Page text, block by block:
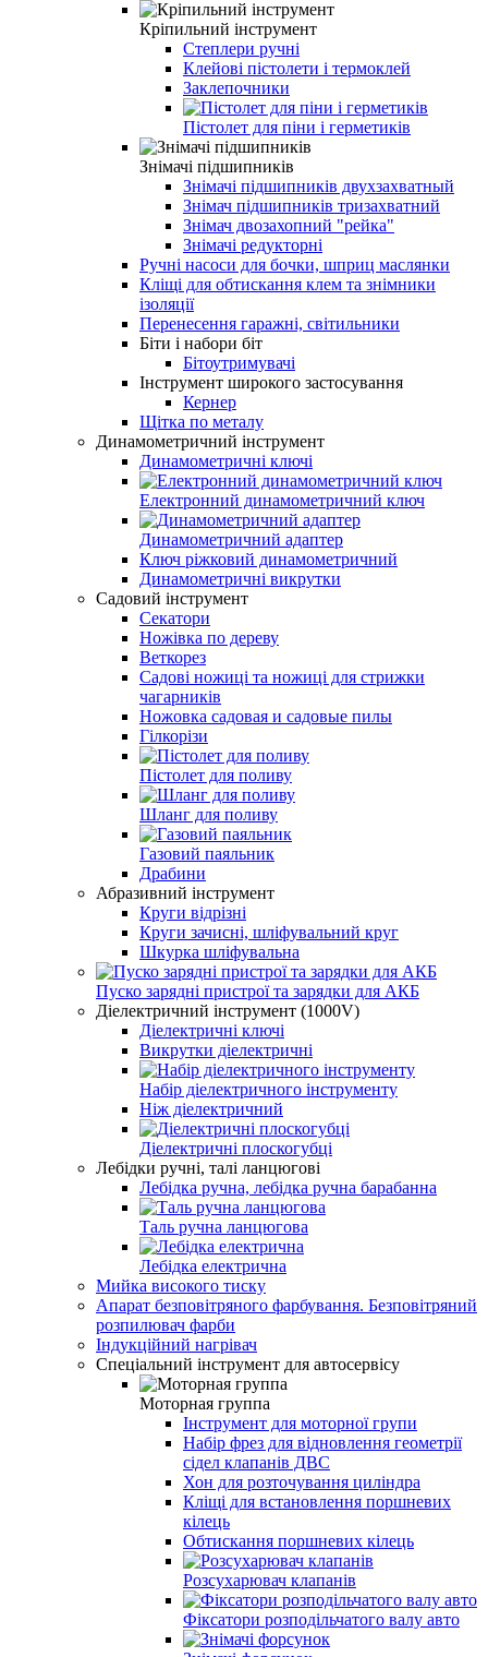
Кріпильний інструмент
Степлери ручні
Клейові пістолети і термоклей
Заклепочники
Пістолет для піни і герметиків
Знімачі підшипників
Знімачі підшипників двухзахватный
Знімач підшипників тризахватний
Знімач двозахопний "рейка"
Знімачі редукторні
Ручні насоси для бочки, шприц маслянки
Кліщі для обтискання клем та знімники
ізоляції
Перенесення гаражні, світильники
Біти і набори біт
Бітоутримувачі
Інструмент широкого застосування
Кернер
Щітка по металу
Динамометричний інструмент
Динамометричні ключі
Електронний динамометричний ключ
Динамометричний адаптер
Ключ ріжковий динамометричний
Динамометричні викрутки
Садовий інструмент
Секатори
Ножівка по дереву
Веткорез
Садові ножиці та ножиці для стрижки
чагарників
Ножовка садовая и садовые пилы
Гілкорізи
Пістолет для поливу
Шланг для поливу
Газовий паяльник
Драбини
Абразивний інструмент
Круги відрізні
Круги зачисні, шліфувальний круг
Шкурка шліфувальна
Пуско зарядні пристрої та зарядки для АКБ
Діелектричний інструмент (1000V)
Діелектричні ключі
Викрутки діелектричні
Набір діелектричного інструменту
Ніж діелектричний
Діелектричні плоскогубці
Лебідки ручні, талі ланцюгові
Лебідка ручна, лебідка ручна барабанна
Таль ручна ланцюгова
Лебідка електрична
Мийка високого тиску
Апарат безповітряного фарбування. Безповітряний
розпилювач фарби
Індукційний нагрівач
Спеціальний інструмент для автосервісу
Моторная группа
Інструмент для моторної групи
Набір фрез для відновлення геометрії
сідел клапанів ДВС
Хон для розточування циліндра
Кліщі для встановлення поршневих
кілець
Обтискання поршневих кілець
Розсухарювач клапанів
Фіксатори розподільчатого валу авто